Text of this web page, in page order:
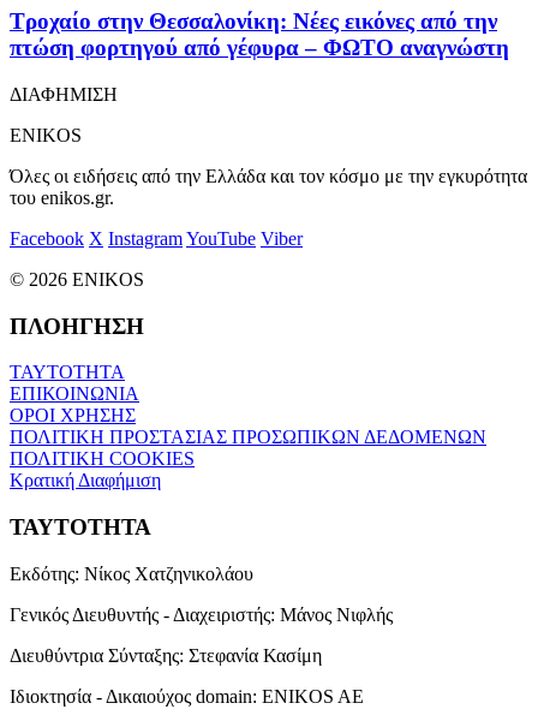
Tροχαίο στην Θεσσαλονίκη: Νέες εικόνες από την
πτώση φορτηγού από γέφυρα – ΦΩΤΟ αναγνώστη
ΔΙΑΦΗΜΙΣΗ
ENIKOS
Όλες οι ειδήσεις από την Ελλάδα και τον κόσμο με την εγκυρότητα
του enikos.gr.
Facebook X InstagramYouTube Viber
© 2026 ENIKOS
ΠΛΟΗΓΗΣΗ
ΤΑΥΤΟΤΗΤΑ
ΕΠΙΚΟΙΝΩΝΙΑ
ΟΡΟΙ ΧΡΗΣΗΣ
ΠΟΛΙΤΙΚΗ ΠΡΟΣΤΑΣΙΑΣ ΠΡΟΣΩΠΙΚΩΝ ΔΕΔΟΜΕΝΩΝ
ΠΟΛΙΤΙΚΗ COOKIES
Κρατική Διαφήμιση
ΤΑΥΤΟΤΗΤΑ
Εκδότης: Νίκος Χατζηνικολάου
Γενικός Διευθυντής - Διαχειριστής: Μάνος Νιφλής
Διευθύντρια Σύνταξης: Στεφανία Κασίμη
Ιδιοκτησία - Δικαιούχος domain: ENIKOS AE